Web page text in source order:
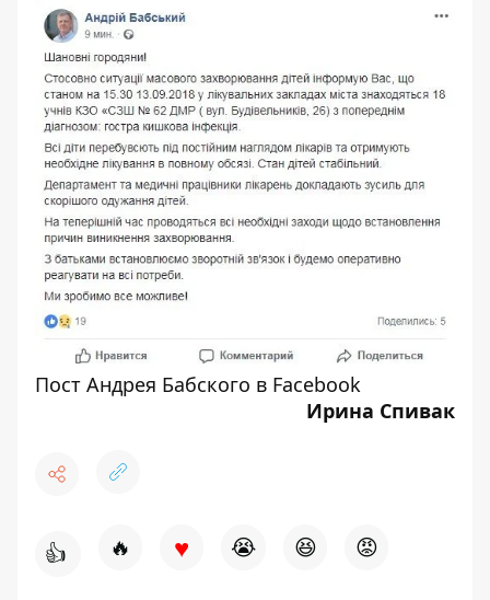
Пост Андрея Бабского в Facebook
Ирина Спивак
👍 🔥 ♥ 😭 😆 😡